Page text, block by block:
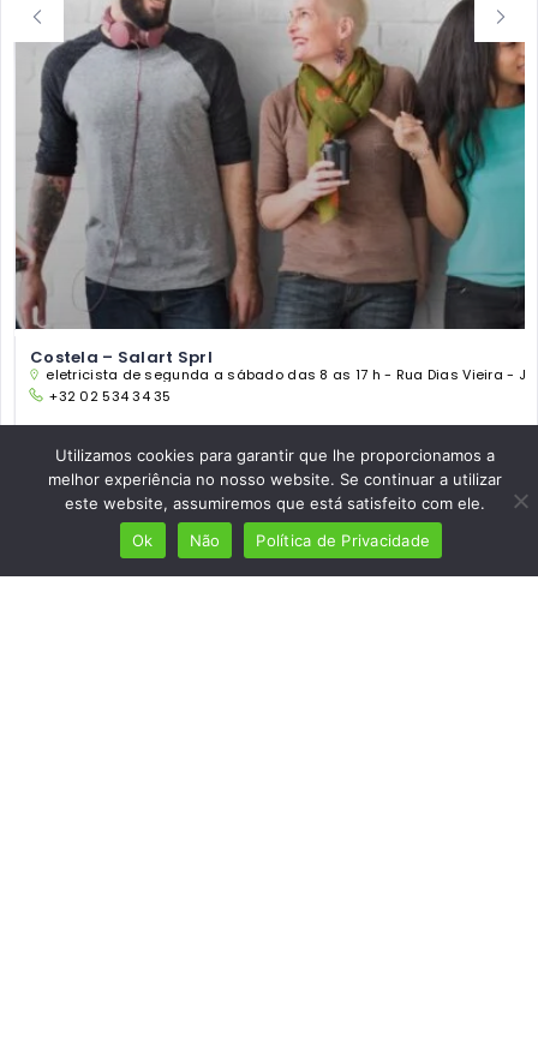
Costela – Salart Sprl
eletricista de segunda a sábado das 8 as 17 h - Rua Dias Vieira -
+32 02 534 34 35
TALHO
Utilizamos cookies para garantir que lhe proporcionamos a
melhor experiência no nosso website. Se continuar a utilizar
este website, assumiremos que está satisfeito com ele.
Ok
Não Política de Privacidade